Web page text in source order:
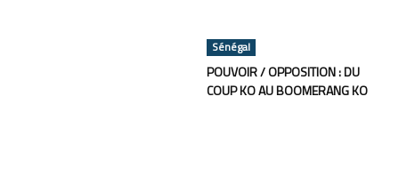
Sénégal
POUVOIR / OPPOSITION : DU
COUP KO AU BOOMERANG KO